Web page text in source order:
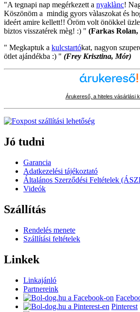
"A tegnapi nap megérkezett a nyaklànc!
Köszönöm a mindig gyors vàlaszokat és
ideért amire kellett!! Öröm volt önökkel
biztos visszatérek mèg! :) " (Farkas Rolan,
" Megkaptuk a kulcstartókat, nagyon
ötlet ajándékba :) " (Frey Krisztina, Mór)
Árukereső, a hiteles vásárlási
Jó tudni
Garancia
Adatkezelési tájékoztató
Általános Szerződési Feltételek
Videók
Szállítás
Rendelés menete
Szállítási feltételek
Linkek
Linkajánló
Partnereink
Pinterest